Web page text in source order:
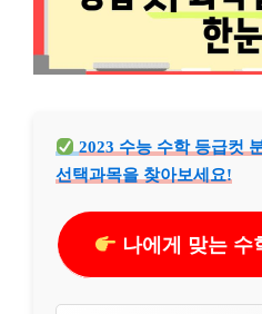
2023 수능 수학 등급컷
선택과목을 찾아보세요!
나에게 맞는 수